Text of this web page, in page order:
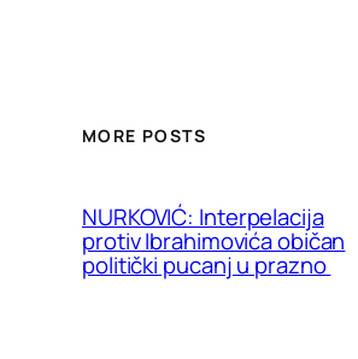
MORE POSTS
NURKOVIĆ: Interpelacija
protiv Ibrahimovića običan
politički pucanj u prazno